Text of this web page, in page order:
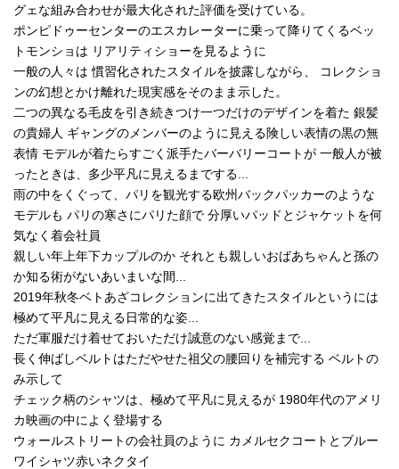
グェな組み合わせが最大化された評価を受けている。
ポンピドゥーセンターのエスカレーターに乗って降りてくるベッ
トモンショは リアリティショーを見るように
一般の人々は 慣習化されたスタイルを披露しながら、 コレクショ
ンの幻想とかけ離れた現実感をそのまま示した。
二つの異なる毛皮を引き続きつけ一つだけのデザインを着た 銀髪
の貴婦人 ギャングのメンバーのように見える険しい表情の黒の無
表情 モデルが着たらすごく派手たバーバリーコートが 一般人が被
ったときは、多少平凡に見えるまでする...
雨の中をくぐって、パリを観光する欧州バックパッカーのような
モデルも パリの寒さにパリた顔で 分厚いパッドとジャケットを何
気なく着会社員
親しい年上年下カップルのか それとも親しいおばあちゃんと孫の
か知る術がないあいまいな間...
2019年秋冬ベトあざコレクションに出てきたスタイルというには
極めて平凡に見える日常的な姿...
ただ軍服だけ着せておいただけ誠意のない感覚まで...
長く伸ばしベルトはただやせた祖父の腰回りを補完する ベルトの
み示して
チェック柄のシャツは、極めて平凡に見えるが 1980年代のアメリ
カ映画の中によく登場する
ウォールストリートの会社員のように カメルセクコートとブルー
ワイシャツ赤いネクタイ